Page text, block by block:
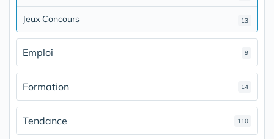
Jeux Concours 13
Emploi 9
Formation 14
Tendance 110